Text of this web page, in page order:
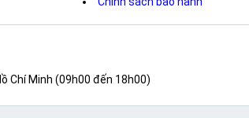
Chí Minh (09h00 đến 18h00)